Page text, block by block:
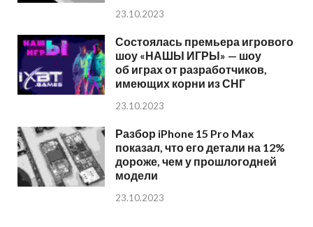
23.10.2023
Состоялась премьера игрового
шоу «НАШЫ ИГРЫ» — шоу
об играх от разработчиков,
имеющих корни из СНГ
23.10.2023
Разбор iPhone 15 Pro Max
показал, что его детали на 12%
дороже, чем у прошлогодней
модели
23.10.2023